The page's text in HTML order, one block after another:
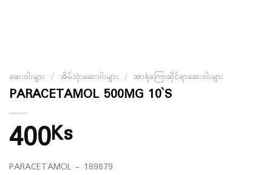
ဆေးဝါးများ / အိမ်သုံးဆေးဝါးများ / အာရုံကြောဆိုင်ရာဆေးဝါးများ
PARACETAMOL 500MG 10`S
400Ks
PARACETAMOL – 189879